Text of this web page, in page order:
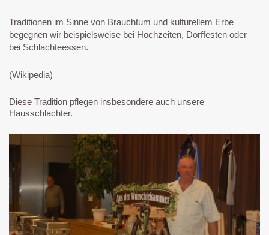
Traditionen im Sinne von Brauchtum und kulturellem Erbe
begegnen wir beispielsweise bei Hochzeiten, Dorffesten oder
bei Schlachteessen.
(Wikipedia)
Diese Tradition pflegen insbesondere auch unsere
Hausschlachter.